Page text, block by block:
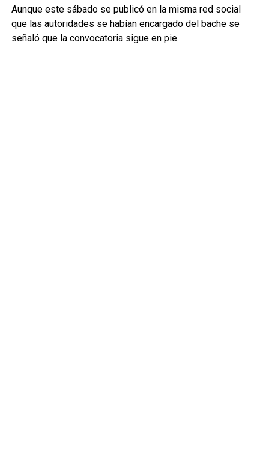
Aunque este sábado se publicó en la misma red social
que las autoridades se habían encargado del bache se
señaló que la convocatoria sigue en pie.